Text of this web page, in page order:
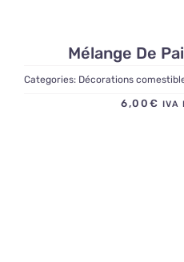
Mélange De
Categories: Décorations
6,00 €